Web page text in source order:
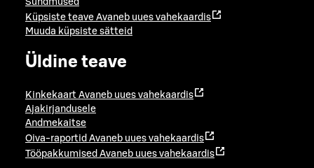
Sündmused
Küpsiste teave Avaneb uues vahekaardis
Muuda küpsiste sätteid
Üldine teave
Kinkekaart Avaneb uues vahekaardis
Ajakirjandusele
Andmekaitse
Oiva-raportid Avaneb uues vahekaardis
Tööpakkumised Avaneb uues vahekaardis